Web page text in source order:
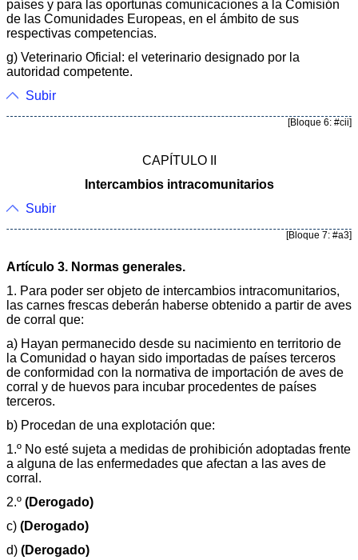
países y para las oportunas comunicaciones a la Comisión
de las Comunidades Europeas, en el ámbito de sus
respectivas competencias.
g) Veterinario Oficial: el veterinario designado por la
autoridad competente.
Subir
[Bloque 6: #cii]
CAPÍTULO II
Intercambios intracomunitarios
Subir
[Bloque 7: #a3]
Artículo 3. Normas generales.
1. Para poder ser objeto de intercambios intracomunitarios,
las carnes frescas deberán haberse obtenido a partir de aves
de corral que:
a) Hayan permanecido desde su nacimiento en territorio de
la Comunidad o hayan sido importadas de países terceros
de conformidad con la normativa de importación de aves de
corral y de huevos para incubar procedentes de países
terceros.
b) Procedan de una explotación que:
1.º No esté sujeta a medidas de prohibición adoptadas frente
a alguna de las enfermedades que afectan a las aves de
corral.
2.º (Derogado)
c) (Derogado)
d) (Derogado)